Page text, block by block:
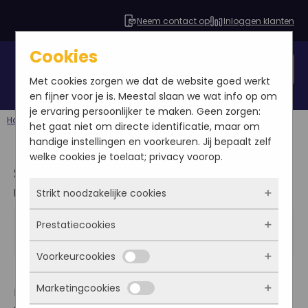
Neem contact op Inloggen klanten
Home Sanoma Media Parade: een uitgebreid verslag
Sanoma Media Parade: een
uitgebreid verslag
Anouk de Wildt
Donderdag 18 april 2013, de derde en laatste dag
Cookies
Met cookies zorgen we dat de website goed werkt
en fijner voor je is. Meestal slaan we wat info op om
je ervaring persoonlijker te maken. Geen zorgen:
het gaat niet om directe identificatie, maar om
handige instellingen en voorkeuren. Jij bepaalt zelf
welke cookies je toelaat; privacy voorop.
Strikt noodzakelijke cookies
Deze cookies zorgen ervoor dat de website
überhaupt werkt. Ze zijn dus altijd actief en
kunnen niet worden uitgezet. Meestal worden
ze alleen geplaatst als jij iets doet, zoals
inloggen, een formulier invullen of je
Prestatiecookies
Met deze cookies zien we hoe vaak onze site
bezocht wordt, waar bezoekers vandaan
komen en welke pagina’s populair zijn. Zo
Voorkeurcookies
Deze cookies onthouden jouw voorkeuren.
Marketingcookies